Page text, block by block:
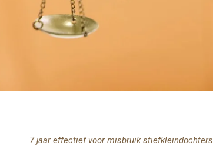
7 jaar effectief voor misbruik stiefkleindochters